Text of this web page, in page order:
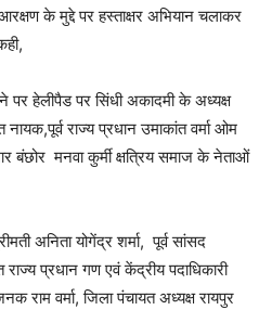
के मुद्दे पर हस्ताक्षर अभियान चलाकर
हेलीपैड पर सिंधी अकादमी के अध्यक्ष
राज्य प्रधान उमाकांत वर्मा ओम
बंछोर मनवा कुर्मी क्षत्रिय समाज के नेताओं
अनिता योगेंद्र शर्मा, पूर्व सांसद
राज्य प्रधान गण एवं केंद्रीय पदाधिकारी
राम वर्मा, जिला पंचायत अध्यक्ष रायपुर